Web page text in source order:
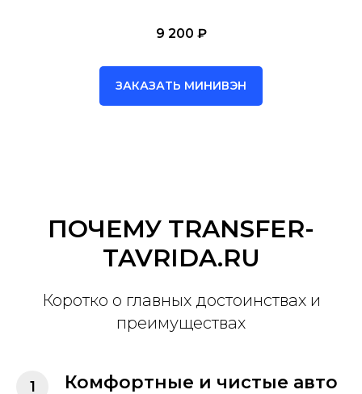
9 200 ₽
ЗАКАЗАТЬ МИНИВЭН
ПОЧЕМУ TRANSFER-
TAVRIDA.RU
Коротко о главных достоинствах и
преимуществах
Комфортные и чистые авто